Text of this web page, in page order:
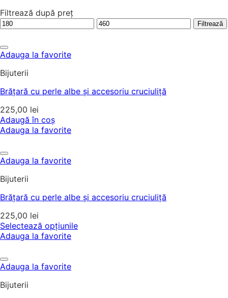
Filtrează după preț
Preț
Preț
Filtrează
Adauga la favorite
Bijuterii
Brățară cu perle albe și accesoriu cruciuliță
225,00 lei
Adaugă în coș
Adauga la favorite
Adauga la favorite
Bijuterii
Brățară cu perle albe și accesoriu cruciuliță
225,00 lei
Selectează opțiunile
Adauga la favorite
Adauga la favorite
Bijuterii